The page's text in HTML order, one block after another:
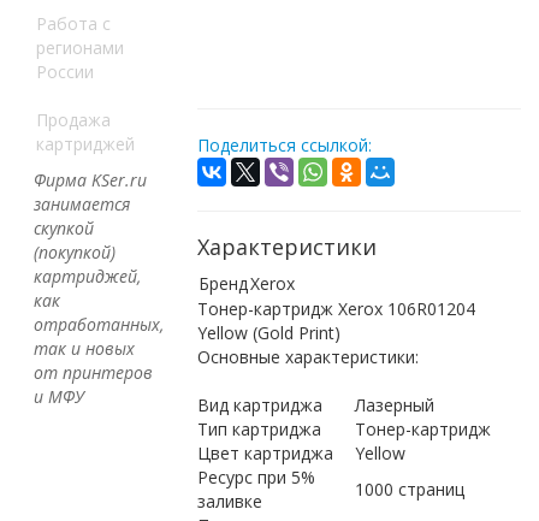
Работа с
регионами
России
Продажа
картриджей
Фирма KSer.ru
занимается
скупкой
(покупкой)
картриджей,
как
отработанных,
так и новых
от принтеров
и МФУ
Поделиться ссылкой:
Характеристики
БрендXerox
Тонер-картридж Xerox 106R01204
Yellow (Gold Print)
Основные характеристики:
Вид картриджа
Лазерный
Тип картриджа
Тонер-картридж
Цвет картриджа
Yellow
Ресурс при 5%
заливке
1000 страниц